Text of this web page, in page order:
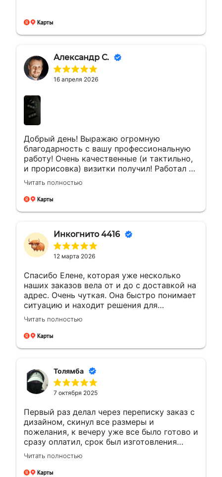
Александр С.
16 апреля 2026
Добрый день! Выражаю огромную
благодарность с вашу профессиональную
работу! Очень качественные (и тактильно,
и прорисовка) визитки получил! Работал с
менеджером Еленой. Ей отдельная
благодарность за мгновенные ответы и
полное сопровождение заказа!
Читать полностью
Инкогнито 4416
12 марта 2026
Спасибо Елене, которая уже несколько
наших заказов вела от и до с доставкой на
адрес. Очень чуткая. Она быстро понимает
ситуацию и находит решения для
возникающих вопросов.Это заслуживает
уважения. Будущие компании с такими
сотрудниками всегда на высоте будут
Читать полностью
Толямба
7 октября 2025
Первый раз делал через переписку заказ с
дизайном, скинул все размеры и
пожелания, к вечеру уже все было готово и
сразу оплатил, срок был изготовления
большею...а сделали раньше на день, сразу
доехал и забрал, и отказалось что
самовывоз очень рядом с домом, был
Читать полностью